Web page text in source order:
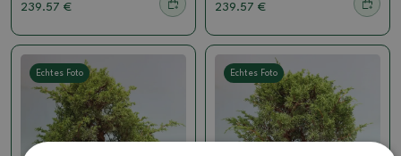
239.57 € 239.57 €
Echtes Foto Echtes Foto